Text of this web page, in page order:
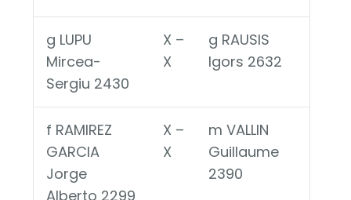
g LUPU
Mircea-
Sergiu 2430
X –
X
g RAUSIS
Igors 2632
f RAMIREZ
GARCIA
Jorge
Alberto 2299
X –
X
m VALLIN
Guillaume
2390